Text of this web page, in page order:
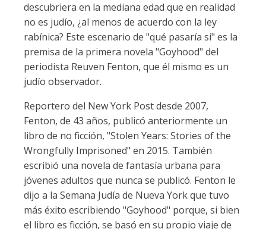
descubriera en la mediana edad que en realidad
no es judío, ¿al menos de acuerdo con la ley
rabínica? Este escenario de "qué pasaría si" es la
premisa de la primera novela "Goyhood" del
periodista Reuven Fenton, que él mismo es un
judío observador.
Reportero del New York Post desde 2007,
Fenton, de 43 años, publicó anteriormente un
libro de no ficción, "Stolen Years: Stories of the
Wrongfully Imprisoned" en 2015. También
escribió una novela de fantasía urbana para
jóvenes adultos que nunca se publicó. Fenton le
dijo a la Semana Judía de Nueva York que tuvo
más éxito escribiendo "Goyhood" porque, si bien
el libro es ficción, se basó en su propio viaje de